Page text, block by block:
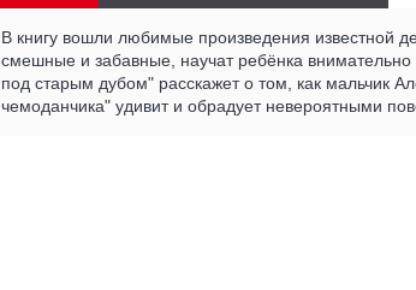
В книгу вошли любимые произведения известной
смешные и забавные, научат ребёнка внимательно
под старым дубом" расскажет о том, как мальчик
чемоданчика" удивит и обрадует невероятными